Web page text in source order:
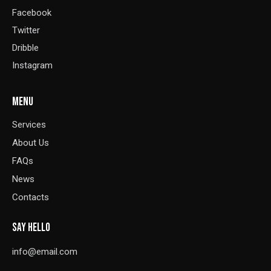
Facebook
Twitter
Dribble
Instagram
MENU
Services
About Us
FAQs
News
Contacts
SAY HELLO
info@email.com